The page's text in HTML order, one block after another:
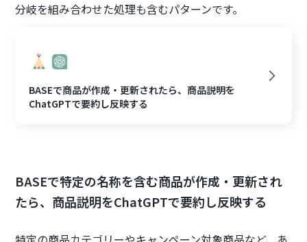
分岐を組み合わせた処理も含むパターンです。
BASEで商品が作成・更新されたら、商品説明を
ChatGPTで要約し反映する
BASEで特定の名称を含む商品が作成・更新され
たら、商品説明をChatGPTで要約し反映する